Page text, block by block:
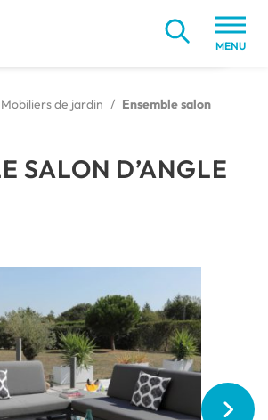
MENU
Mobiliers de jardin / Ensemble salon
SALON D’ANGLE